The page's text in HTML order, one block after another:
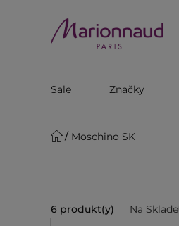
Sale Značky
Moschino SK
6 produkt(y) Na Sklade